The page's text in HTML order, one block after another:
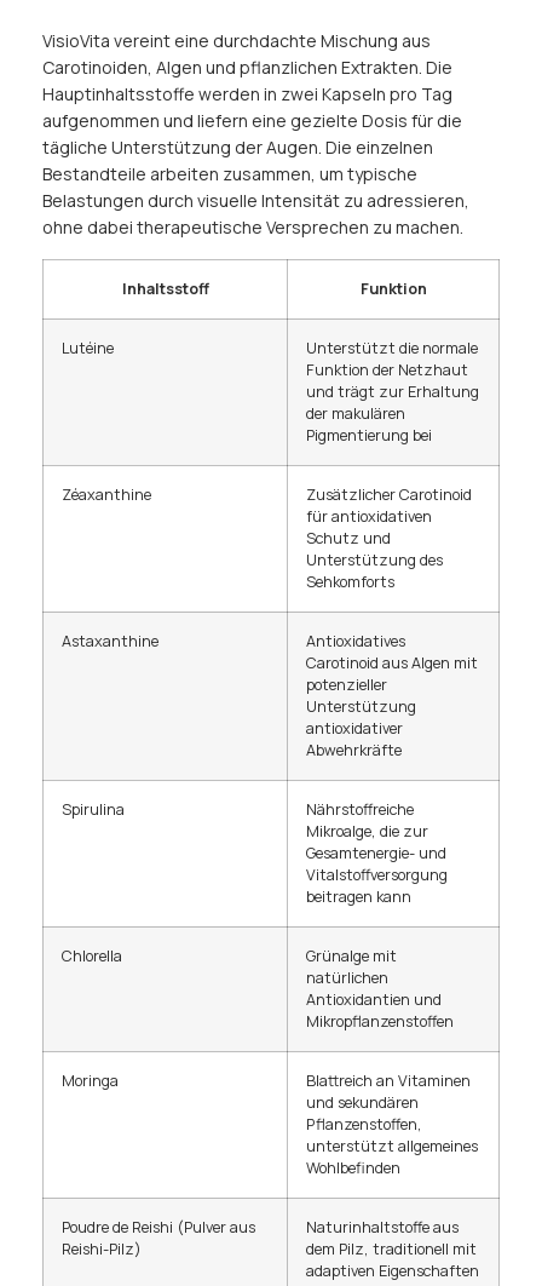
VisioVita vereint eine durchdachte Mischung aus
Carotinoiden, Algen und pflanzlichen Extrakten. Die
Hauptinhaltsstoffe werden in zwei Kapseln pro Tag
aufgenommen und liefern eine gezielte Dosis für die
tägliche Unterstützung der Augen. Die einzelnen
Bestandteile arbeiten zusammen, um typische
Belastungen durch visuelle Intensität zu adressieren,
ohne dabei therapeutische Versprechen zu machen.
Inhaltsstoff Funktion
Lutéine
Unterstützt die normale
Funktion der Netzhaut
und trägt zur Erhaltung
der makulären
Pigmentierung bei
Zéaxanthine
Zusätzlicher Carotinoid
für antioxidativen
Schutz und
Unterstützung des
Sehkomforts
Astaxanthine
Antioxidatives
Carotinoid aus Algen mit
potenzieller
Unterstützung
antioxidativer
Abwehrkräfte
Spirulina
Nährstoffreiche
Mikroalge, die zur
Gesamtenergie- und
Vitalstoffversorgung
beitragen kann
Chlorella
Grünalge mit
natürlichen
Antioxidantien und
Mikropflanzenstoffen
Moringa
Blattreich an Vitaminen
und sekundären
Pflanzenstoffen,
unterstützt allgemeines
Wohlbefinden
Poudre de Reishi (Pulver aus
Reishi-Pilz)
Naturinhaltstoffe aus
dem Pilz, traditionell mit
adaptiven Eigenschaften